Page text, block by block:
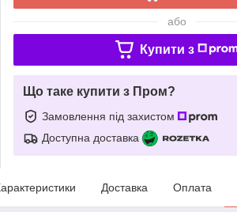
або
Купити з
Що таке купити з Пром?
Замовлення під захистом
Доступна доставка
Доставка Оплата